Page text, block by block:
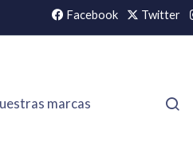
Facebook Twitter
marcas